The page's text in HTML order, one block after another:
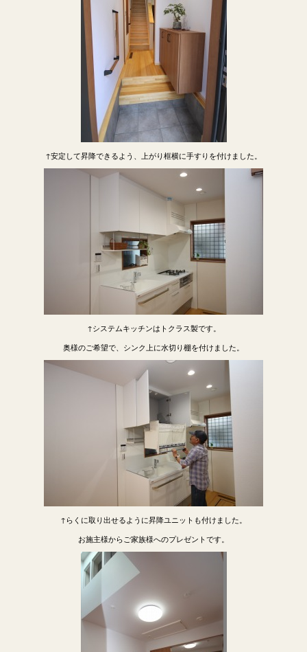
↑安定して昇降できるよう、上がり框横に手すりを付けました。
↑システムキッチンはトクラス製です。
奥様のご希望で、シンク上に水切り棚を付けました。
↑らくに取り出せるように昇降ユニットも付けました。
お施主様からご家族様へのプレゼントです。